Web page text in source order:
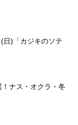
日)「カジキのソテ
ナス・オクラ・冬